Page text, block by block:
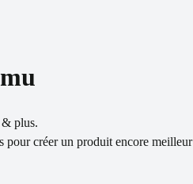
plus.
pour créer un produit encore meilleur